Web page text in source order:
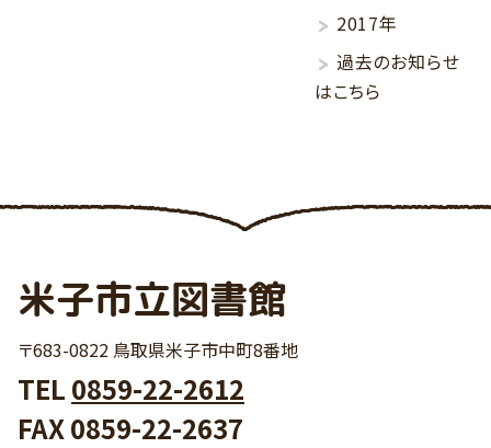
2017年
過去のお知らせ
はこちら
米子市立図書館
〒683-0822 鳥取県米子市中町8番地
TEL 0859-22-2612
FAX 0859-22-2637